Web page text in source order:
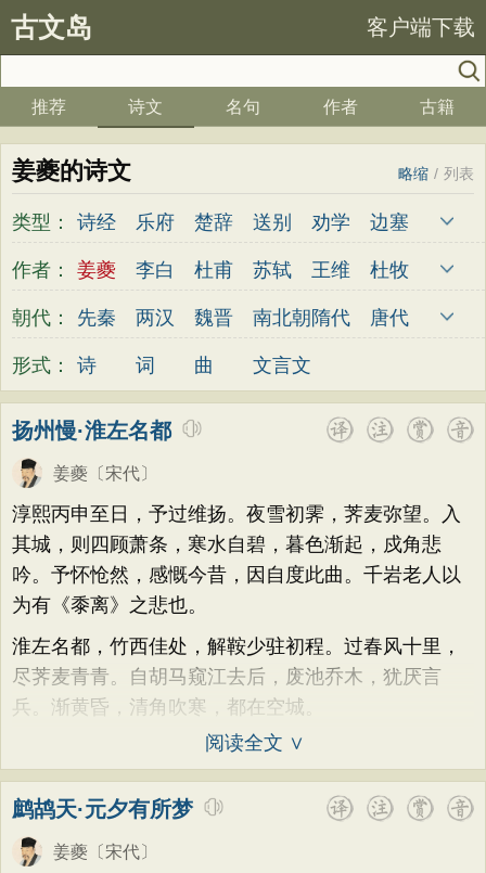
古文岛 客户端下载
推荐 诗文 名句 作者 古籍
姜夔的诗文 列表
/
略缩
类型： 诗经 乐府 楚辞 送别 劝学
边塞
儿童
春天 夏天 秋天 冬天
悲愤
散文
闺怨 抒情 赞美
秋思
哲理 离别 叙事
写雪
落花
桃花 写雨 青春 写山
劝学
论诗
游仙 节日 春节
元宵节
寒食节
清明节
中秋节
重阳节
托物言志
古文观止
宋词精选
小学古诗
高中古诗
初中文言文
高中文言文
唐诗三百首
古诗三百首
宋词三百首 古诗十九首
作者： 姜夔 李白 杜甫 苏轼 王维
杜牧
陆游
李煜 元稹 韩愈 岑参
齐己
孟郊
皎然 许浑 罗隐 贯休
韦庄
屈原
王勃 张祜 晏殊
岳飞
姚合
卢纶
高适
方干 李峤 赵嘏 贺铸
郑谷
郑燮
张说 张炎 白居易
辛弃疾
李清照
刘禹锡 李商隐
陶渊明
孟浩然
柳宗元
韦应物
温庭筠 刘长卿
王昌龄
杨万里
诸葛亮 范仲淹
周邦彦 杜荀鹤
马致远
皮日休 左丘明
张九龄
权德舆
黄庭坚
皇甫冉
卓文君
朝代： 先秦 两汉 魏晋 南北朝 隋代
唐代
五代
宋代 金朝 元代
形式： 诗 词 曲 文言文
扬州慢·淮左名都
姜夔 〔宋代〕
淳熙丙申至日，予过维扬。夜雪初霁，荠麦弥望。入
其城，则四顾萧条，寒水自碧，暮色渐起，戍角悲
吟。予怀怆然，感慨今昔，因自度此曲。千岩老人以
为有《黍离》之悲也。
淮左名都，竹西佳处，解鞍少驻初程。过春风十里，
尽荠麦青青。自胡马窥江去后，废池乔木，犹厌言
兵。渐黄昏，清角吹寒，都在空城。
阅读全文 ∨
鹧鸪天·元夕有所梦
姜夔 〔宋代〕